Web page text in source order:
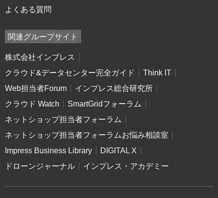
よくある質問
関連グループサイト
株式会社インプレス
クラウド&データセンター完全ガイド
Think IT
Web担当者Forum
インプレス総合研究所
クラウド Watch
SmartGridフォーラム
ネットショップ担当者フォーラム
ネットショップ担当者フォーラムお悩み相談室
Impress Business Library
DIGITAL X
ドローンジャーナル
インプレス・アカデミー